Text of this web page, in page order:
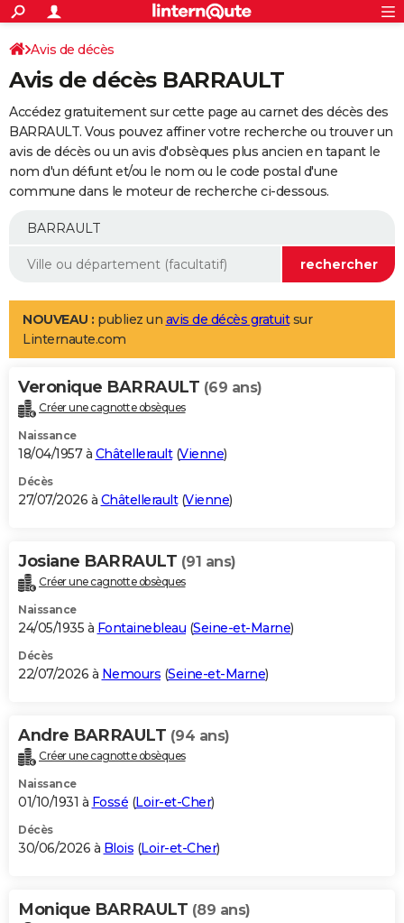
ACTUALITÉS
Politique
Société
Faits Divers
Education
Monde
Villes
+
SPORT
Coupe du monde 2026
Football
Tennis
Cyclisme
Rugby
Forum
Programme TV
TNT
Streaming
Cinéma
Sorties cinéma
Musique
+
FINANCE
Retraite
Epargne
Immobilier
Risques naturels par ville
Banque
Assurance
AUTO
Essais
Réserver un essai
Citadines
Berlines
SUV
Forum auto
+
Mobiles
Meilleur smartphone
Internet
Ordinateurs
Jeux vidéo
Guide high-tech
Aménagement intérieur
LIFESTYLE
Art de vivre
Bien-être
Loisirs
Mode
Modes de vie
Alimentation
Guide de la santé
Maladies
Médicaments
Sommeil
VOYAGE
Destinations
City break
Voyage nature
Voyage de noces
Forum
Climat
+PHOTO
GUIDES D'ACHAT
BONS PLANS
Carte de Noël
Carte Bonne année
Carte Saint-Valentin
Carte Pâques
Carte d'anniversaire
DICTIONNAIRE
Dictionnaire
Biographies
Citations
Expressions
Proverbes
PROGRAMME TV
S'inscrire
Se connecter
Lycées
Collèges
Primaires
Universités
Entreprises
Service militaire
Avis de recherche
AVIS DE DÉCÈS
Bricolage
Lifestyle
Culture
Sport
Auto
Television
Voyage
Cinema
Avis de décès
Avis de décès BARRAULT
Accédez gratuitement sur cette page au carnet des décès des
BARRAULT. Vous pouvez affiner votre recherche ou trouver un
avis de décès ou un avis d'obsèques plus ancien en tapant le
nom d'un défunt et/ou le nom ou le code postal d'une
commune dans le moteur de recherche ci-dessous.
NOUVEAU : publiez un avis de décès gratuitsur
Linternaute.com
Veronique BARRAULT (69 ans)
Créer une cagnotte obsèques
Naissance
18/04/1957 à Châtellerault(Vienne)
Décès
27/07/2026 à Châtellerault(Vienne)
Josiane BARRAULT (91 ans)
Créer une cagnotte obsèques
Naissance
24/05/1935 à Fontainebleau (Seine-et-Marne)
Décès
22/07/2026 à Nemours (Seine-et-Marne)
Andre BARRAULT (94 ans)
Créer une cagnotte obsèques
Naissance
01/10/1931 à Fossé (Loir-et-Cher)
Décès
30/06/2026 à Blois (Loir-et-Cher)
Monique BARRAULT (89 ans)